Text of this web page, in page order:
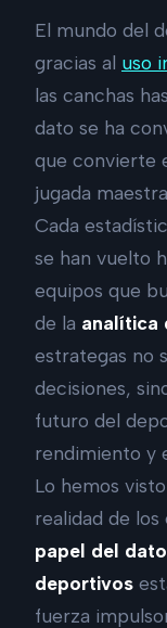
El mundo del
gracias al uso
las canchas
dato se ha
que convierte
jugada
Cada
se han vuelto
equipos que
de la analítica
estrategas no
decisiones,
futuro del
rendimiento y
Lo hemos
realidad de los
papel del
deportivos
fuerza